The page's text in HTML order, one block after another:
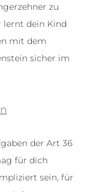
zu
lernt dein Kind
mit dem
sicher im
der Art 36
für dich
sein, für